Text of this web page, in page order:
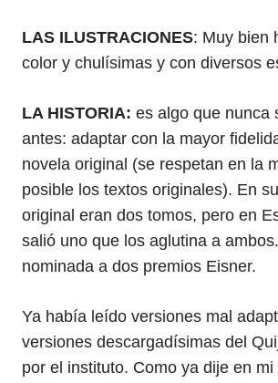
LAS ILUSTRACIONES: Muy bien
color y chulísimas y con diversos
LA HISTORIA: es algo que nunca
antes: adaptar con la mayor
novela original (se respetan en la
posible los textos originales). En
original eran dos tomos, pero en
salió uno que los aglutina a
nominada a dos premios Eisner.
Ya había leído versiones mal
versiones descargadísimas del
por el instituto. Como ya dije en